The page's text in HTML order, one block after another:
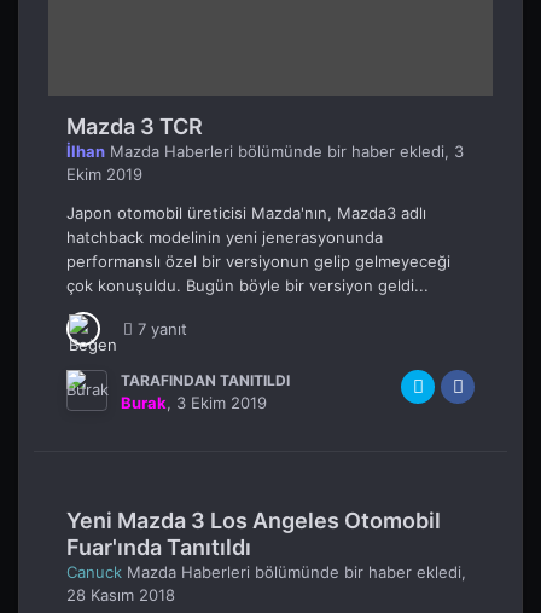
Mazda 3 TCR
İlhan Mazda Haberleri bölümünde bir haber ekledi, 3
Ekim 2019
Japon otomobil üreticisi Mazda'nın, Mazda3 adlı
hatchback modelinin yeni jenerasyonunda
performanslı özel bir versiyonun gelip gelmeyeceği
çok konuşuldu. Bugün böyle bir versiyon geldi...
7 yanıt
TARAFINDAN TANITILDI
Burak, 3 Ekim 2019
Yeni Mazda 3 Los Angeles Otomobil
Fuar'ında Tanıtıldı
Canuck Mazda Haberleri bölümünde bir haber ekledi,
28 Kasım 2018